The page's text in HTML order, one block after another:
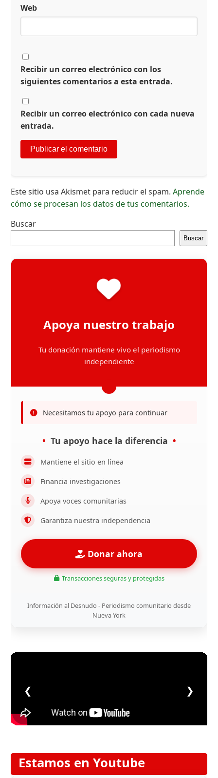
Web
Recibir un correo electrónico con los
siguientes comentarios a esta entrada.
Recibir un correo electrónico con cada nueva
entrada.
Este sitio usa Akismet para reducir el spam.Aprende
cómo se procesan los datos de tus comentarios.
Buscar
Buscar
Apoya nuestro trabajo
Tu donación mantiene vivo el periodismo
independiente
Necesitamos tu apoyo para continuar
Tu apoyo hace la diferencia
Mantiene el sitio en línea
Financia investigaciones
Apoya voces comunitarias
Garantiza nuestra independencia
Donar ahora
Transacciones seguras y protegidas
Información al Desnudo - Periodismo comunitario desde
Nueva York
❮ ❯
Estamos en Youtube